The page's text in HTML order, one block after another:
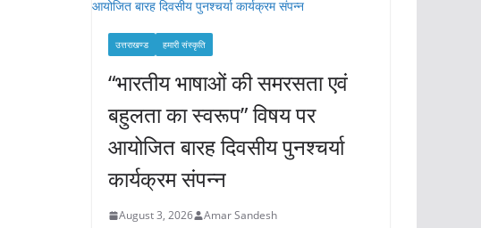
उत्तराखण्ड हमारी संस्कृति
“भारतीय भाषाओं की समरसता एवं
बहुलता का स्वरूप” विषय पर
आयोजित बारह दिवसीय पुनश्चर्या
कार्यक्रम संपन्न
August 3, 2026 Amar Sandesh